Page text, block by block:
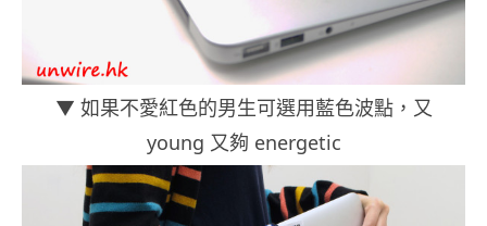
▼ 如果不愛紅色的男生可選用藍色波點，又
young 又夠 energetic